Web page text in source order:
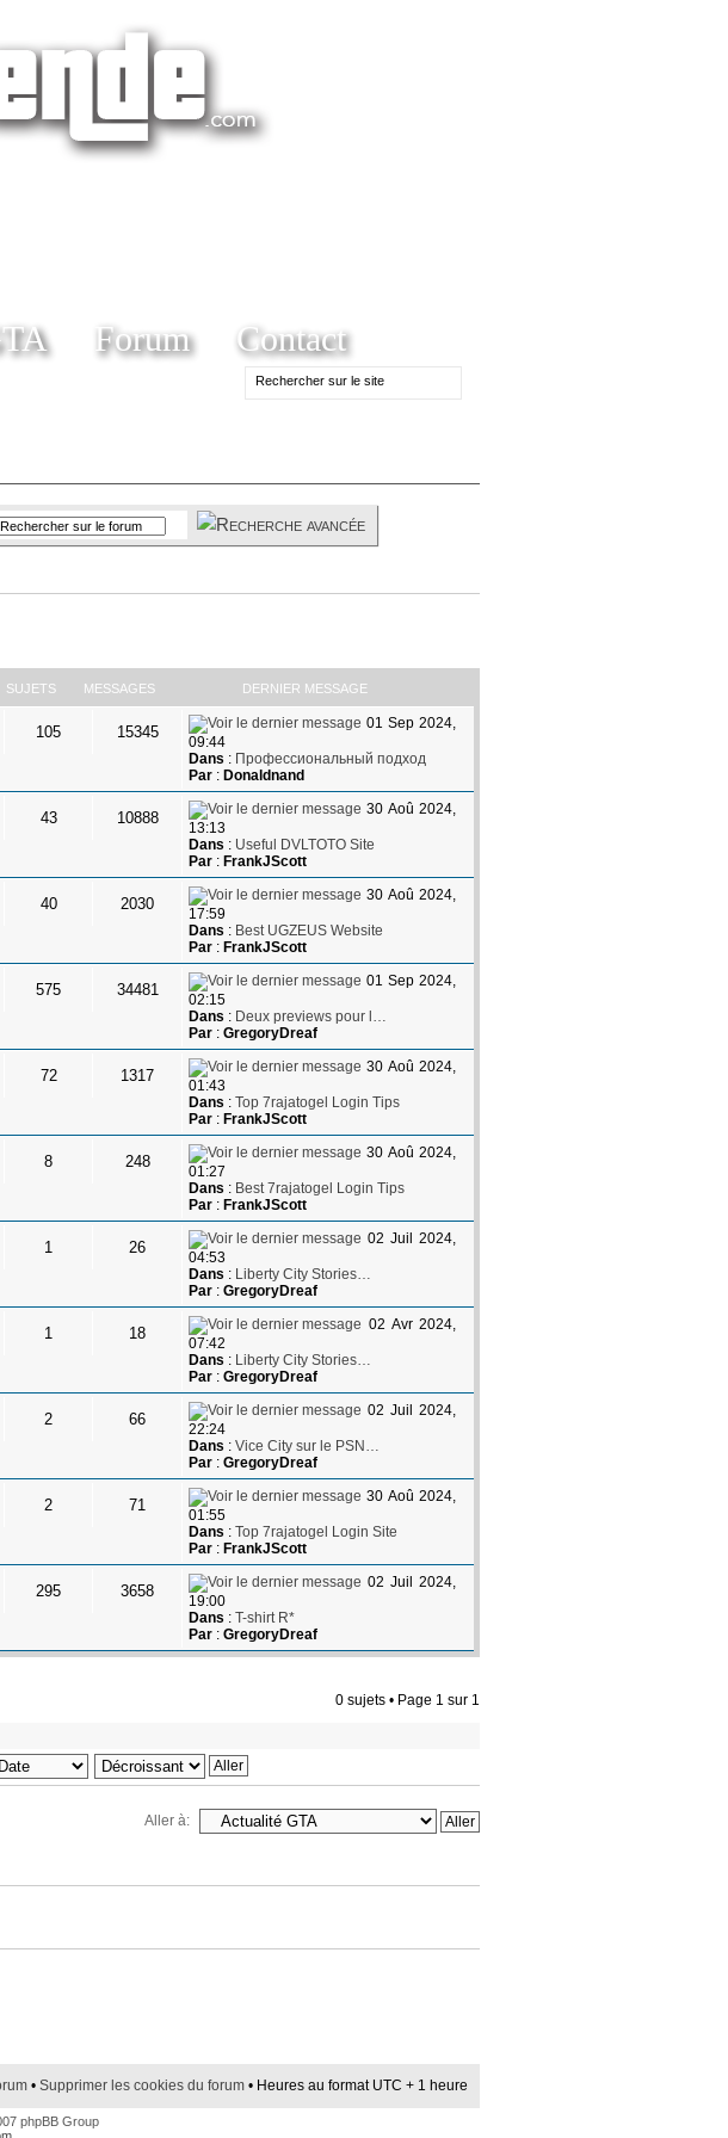
Forum Contact
SUJETS MESSAGES DERNIER MESSAGE
105 15345
01 Sep 2024,
09:44
Dans : Профессиональный подход
Par: Donaldnand
43 10888
30 Aoû 2024,
13:13
Dans : Useful DVLTOTO Site
Par: FrankJScott
40 2030
30 Aoû 2024,
17:59
Dans : Best UGZEUS Website
Par: FrankJScott
575 34481
01 Sep 2024,
02:15
Dans : Deux previews pour l…
Par: GregoryDreaf
72 1317
30 Aoû 2024,
01:43
Dans : Top 7rajatogel Login Tips
Par: FrankJScott
8 248
30 Aoû 2024,
01:27
Dans : Best 7rajatogel Login Tips
Par: FrankJScott
1 26
02 Juil 2024,
04:53
Dans : Liberty City Stories…
Par: GregoryDreaf
1 18
02 Avr 2024,
07:42
Dans : Liberty City Stories…
Par: GregoryDreaf
2 66
02 Juil 2024,
22:24
Dans : Vice City sur le PSN…
Par: GregoryDreaf
2 71
30 Aoû 2024,
01:55
Dans : Top 7rajatogel Login Site
Par: FrankJScott
295 3658
02 Juil 2024,
19:00
Dans : T-shirt R*
Par: GregoryDreaf
0 sujets • Page 1 sur 1
Aller à:
• Supprimer les cookies du forum • Heures au format UTC + 1 heure
phpBB Group